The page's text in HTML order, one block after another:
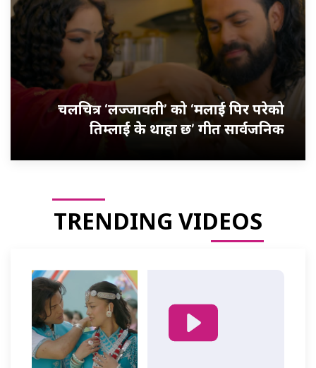
चलचित्र ‘लज्जावती’ को ‘मलाई पिर परेको
तिम्लाई के थाहा छ’ गीत सार्वजनिक
TRENDING VIDEOS